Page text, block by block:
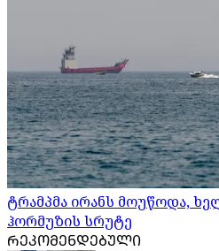
ტრამპმა ირანს მოუწოდა,
ჰორმუზის სრუტე
ᲠᲔᲙᲝᲛᲔᲜᲓᲔᲑᲣᲚᲘ